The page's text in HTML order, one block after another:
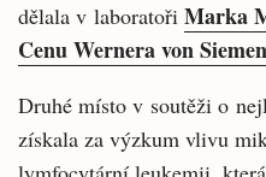
dělala v laboratoři Marka
Cenu Wernera von
Druhé místo v soutěži o
získala za výzkum vlivu